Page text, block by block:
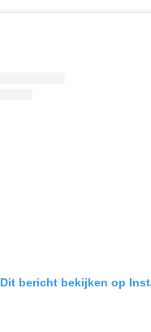
Dit bericht bekijken op